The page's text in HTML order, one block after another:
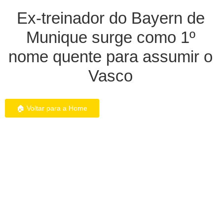
Ex-treinador do Bayern de
Munique surge como 1º
nome quente para assumir o
Vasco
🏠 Voltar para a Home